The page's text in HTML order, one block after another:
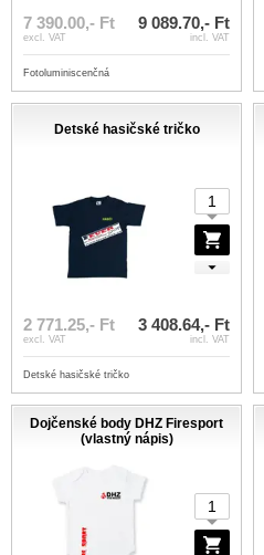
7 390.00,- Ft
excl. VAT
9 089.70,- Ft
incl. VAT
Fotoluminiscenčná
Detské hasičské tričko
2 771.25,- Ft
excl. VAT
3 408.64,- Ft
incl. VAT
Detské hasičské tričko
Dojčenské body DHZ Firesport
(vlastný nápis)